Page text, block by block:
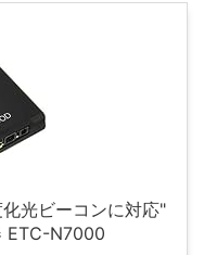
光ビーコンに対応"
ETC-N7000